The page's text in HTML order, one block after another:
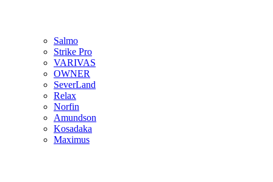
Salmo
Strike Pro
VARIVAS
OWNER
SeverLand
Relax
Norfin
Amundson
Kosadaka
Maximus